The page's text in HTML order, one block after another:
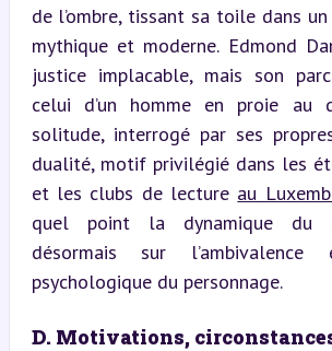
de l’ombre, tissant sa toile dans
mythique et moderne. Edmond
justice implacable, mais son
celui d’un homme en proie
solitude, interrogé par ses
dualité, motif privilégié dans les
et les clubs de lecture au
quel point la dynamique du
désormais sur l’ambivalence
psychologique du personnage.
D. Motivations,